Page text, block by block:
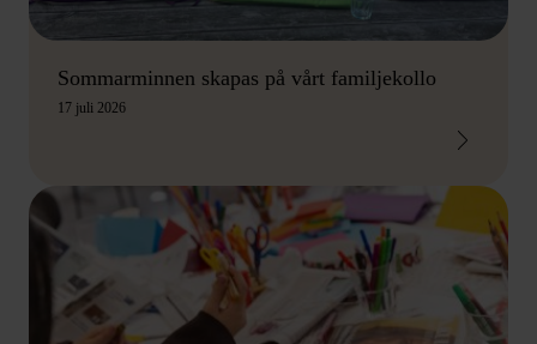
Sommarminnen skapas på vårt familjekollo
17 juli 2026